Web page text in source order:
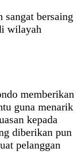
sangat bersaing
wilayah
memberikan
guna menarik
kepada
diberikan pun
pelanggan